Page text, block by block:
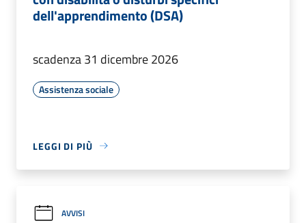
dell'apprendimento (DSA)
scadenza 31 dicembre 2026
Assistenza sociale
LEGGI DI PIÙ
AVVISI